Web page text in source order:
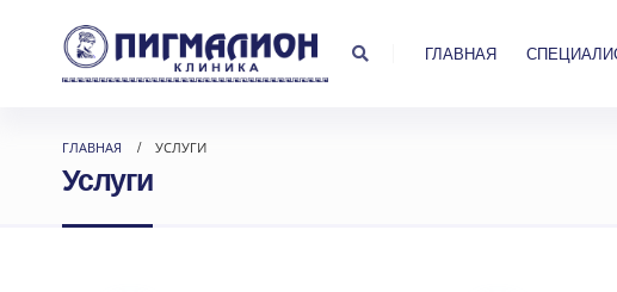
ГЛАВНАЯ
ГЛАВНАЯ УСЛУГИ
Услуги